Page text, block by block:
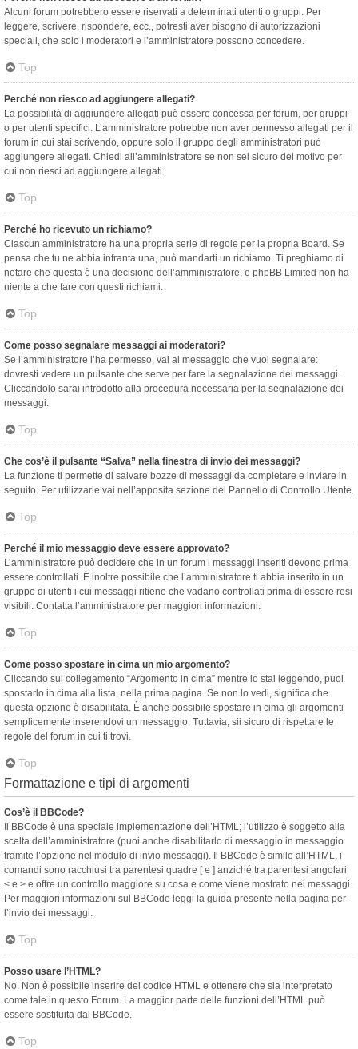
Alcuni forum potrebbero essere riservati a determinati utenti o gruppi. Per
leggere, scrivere, rispondere, ecc., potresti aver bisogno di autorizzazioni
speciali, che solo i moderatori e l’amministratore possono concedere.
Top
Perché non riesco ad aggiungere allegati?
La possibilità di aggiungere allegati può essere concessa per forum, per gruppi
o per utenti specifici. L’amministratore potrebbe non aver permesso allegati per il
forum in cui stai scrivendo, oppure solo il gruppo degli amministratori può
aggiungere allegati. Chiedi all’amministratore se non sei sicuro del motivo per
cui non riesci ad aggiungere allegati.
Top
Perché ho ricevuto un richiamo?
Ciascun amministratore ha una propria serie di regole per la propria Board. Se
pensa che tu ne abbia infranta una, può mandarti un richiamo. Ti preghiamo di
notare che questa è una decisione dell’amministratore, e phpBB Limited non ha
niente a che fare con questi richiami.
Top
Come posso segnalare messaggi ai moderatori?
Se l’amministratore l’ha permesso, vai al messaggio che vuoi segnalare:
dovresti vedere un pulsante che serve per fare la segnalazione dei messaggi.
Cliccandolo sarai introdotto alla procedura necessaria per la segnalazione dei
messaggi.
Top
Che cos’è il pulsante “Salva” nella finestra di invio dei messaggi?
La funzione ti permette di salvare bozze di messaggi da completare e inviare in
seguito. Per utilizzarle vai nell’apposita sezione del Pannello di Controllo Utente.
Top
Perché il mio messaggio deve essere approvato?
L’amministratore può decidere che in un forum i messaggi inseriti devono prima
essere controllati. È inoltre possibile che l’amministratore ti abbia inserito in un
gruppo di utenti i cui messaggi ritiene che vadano controllati prima di essere resi
visibili. Contatta l’amministratore per maggiori informazioni.
Top
Come posso spostare in cima un mio argomento?
Cliccando sul collegamento “Argomento in cima” mentre lo stai leggendo, puoi
spostarlo in cima alla lista, nella prima pagina. Se non lo vedi, significa che
questa opzione è disabilitata. È anche possibile spostare in cima gli argomenti
semplicemente inserendovi un messaggio. Tuttavia, sii sicuro di rispettare le
regole del forum in cui ti trovi.
Top
Formattazione e tipi di argomenti
Cos’è il BBCode?
Il BBCode è una speciale implementazione dell’HTML; l’utilizzo è soggetto alla
scelta dell’amministratore (puoi anche disabilitarlo di messaggio in messaggio
tramite l’opzione nel modulo di invio messaggi). Il BBCode è simile all’HTML, i
comandi sono racchiusi tra parentesi quadre [ e ] anziché tra parentesi angolari
< e > e offre un controllo maggiore su cosa e come viene mostrato nei messaggi.
Per maggiori informazioni sul BBCode leggi la guida presente nella pagina per
l’invio dei messaggi.
Top
Posso usare l’HTML?
No. Non è possibile inserire del codice HTML e ottenere che sia interpretato
come tale in questo Forum. La maggior parte delle funzioni dell’HTML può
essere sostituita dal BBCode.
Top